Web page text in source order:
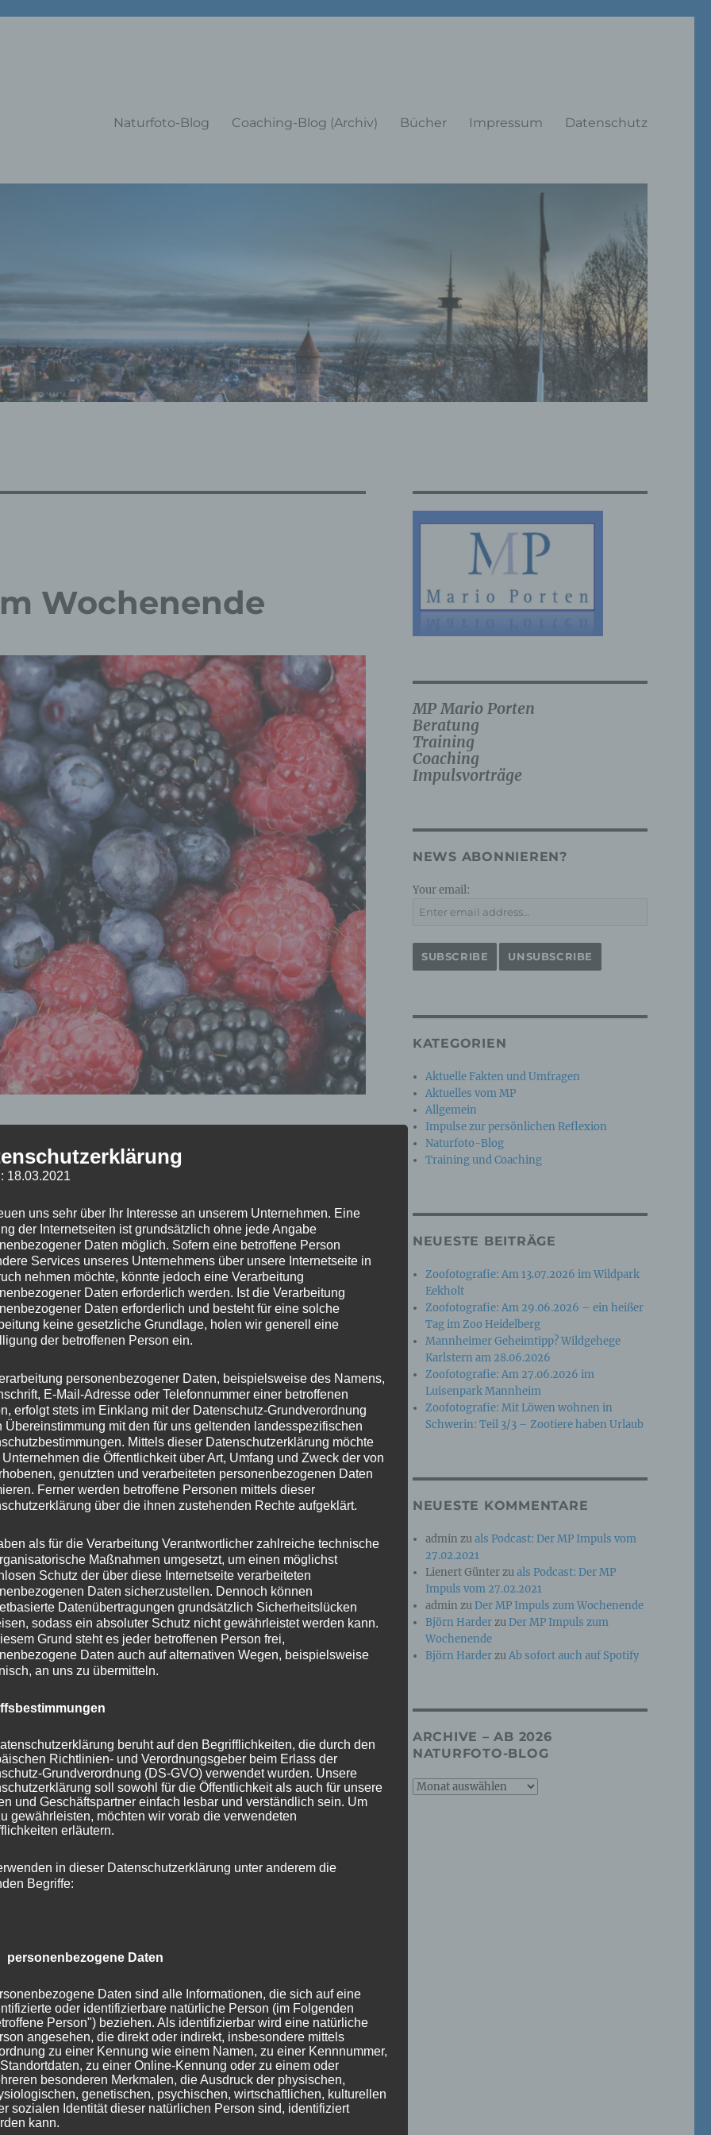
Naturfoto-Blog Coaching-Blog (Archiv) Bücher Impressum Datenschutz
Wochenende
ich als Business Coach meinen Klienten einen
angeboten. Wenn meine Klienten nicht
Anliegen hatten und auch nur dieses bearbeiten
Ansatz oft zum Einsatz. Ich halte ihn deshalb für
weil Störungen in einem der vier Lebensbereiche
auch Auswirkungen auf die anderen drei Bereiche
sind:
mit allem was damit zu tun hat, z.B. auch Einkommen,
von eigener innerer Erfüllung und Zufriedenheit
auch in Ernährung!“, sagen dann manchmal
im klassischen Sinne tue ich das nicht, da gibt es
Berater als einen Business Coach. Dennoch kommt das
im klassischen Business Coaching immer wieder vor,
Menschen ein sehr relevantes Thema, gerade bei uns
Männer und 53% der deutschen Frauen sind
entsprechend häufig haben auch meine Klienten
das Thema einer gesünderen Ernährung zu
abnehmen. Das ist bekanntlich nicht so einfach
der „Jojo-Effekt“ schnell wieder ein.
kommt man also nicht umhin, sich mit dem Thema
und so soll sich dieser Impuls mit der
Ernährung auseinandersetzen. Zumindest möchte
MP Mario Porten
Beratung
Training
Coaching
Impulsvorträge
NEWS ABONNIEREN?
Your email:
KATEGORIEN
Aktuelle Fakten und Umfragen
Aktuelles vom MP
Allgemein
Impulse zur persönlichen Reflexion
Naturfoto-Blog
Training und Coaching
NEUESTE BEITRÄGE
Zoofotografie: Am 13.07.2026 im Wildpark
Eekholt
Zoofotografie: Am 29.06.2026 – ein heißer
Tag im Zoo Heidelberg
Mannheimer Geheimtipp? Wildgehege
Karlstern am 28.06.2026
Zoofotografie: Am 27.06.2026 im
Luisenpark Mannheim
Zoofotografie: Mit Löwen wohnen in
Schwerin: Teil 3/3 – Zootiere haben Urlaub
NEUESTE KOMMENTARE
admin zuals Podcast: Der MP Impuls vom
27.02.2021
Lienert Günterzuals Podcast: Der MP
Impuls vom 27.02.2021
admin zuDer MP Impuls zum Wochenende
Björn HarderzuDer MP Impuls zum
Wochenende
Björn HarderzuAb sofort auch auf Spotify
ARCHIVE – AB 2026
NATURFOTO-BLOG
Archive
18.03.2021
uns sehr über Ihr Interesse an unserem Unternehmen. Eine
der Internetseiten ist grundsätzlich ohne jede Angabe
Daten möglich. Sofern eine betroffene Person
Services unseres Unternehmens über unsere Internetseite in
nehmen möchte, könnte jedoch eine Verarbeitung
Daten erforderlich werden. Ist die Verarbeitung
Daten erforderlich und besteht für eine solche
keine gesetzliche Grundlage, holen wir generell eine
der betroffenen Person ein.
personenbezogener Daten, beispielsweise des Namens,
E-Mail-Adresse oder Telefonnummer einer betroffenen
erfolgt stets im Einklang mit der Datenschutz-Grundverordnung
Übereinstimmung mit den für uns geltenden landesspezifischen
Mittels dieser Datenschutzerklärung möchte
Unternehmen die Öffentlichkeit über Art, Umfang und Zweck der von
genutzten und verarbeiteten personenbezogenen Daten
Ferner werden betroffene Personen mittels dieser
über die ihnen zustehenden Rechte aufgeklärt.
als für die Verarbeitung Verantwortlicher zahlreiche technische
Maßnahmen umgesetzt, um einen möglichst
Schutz der über diese Internetseite verarbeiteten
Daten sicherzustellen. Dennoch können
Datenübertragungen grundsätzlich Sicherheitslücken
sodass ein absoluter Schutz nicht gewährleistet werden kann.
Grund steht es jeder betroffenen Person frei,
Daten auch auf alternativen Wegen, beispielsweise
an uns zu übermitteln.
beruht auf den Begrifflichkeiten, die durch den
Richtlinien- und Verordnungsgeber beim Erlass der
Grundverordnung (DS-GVO) verwendet wurden. Unsere
soll sowohl für die Öffentlichkeit als auch für unsere
und Geschäftspartner einfach lesbar und verständlich sein. Um
gewährleisten, möchten wir vorab die verwendeten
erläutern.
in dieser Datenschutzerklärung unter anderem die
Begriffe:
Daten
Daten sind alle Informationen, die sich auf eine
oder identifizierbare natürliche Person (im Folgenden
Person") beziehen. Als identifizierbar wird eine natürliche
angesehen, die direkt oder indirekt, insbesondere mittels
zu einer Kennung wie einem Namen, zu einer Kennnummer,
zu einer Online-Kennung oder zu einem oder
besonderen Merkmalen, die Ausdruck der physischen,
genetischen, psychischen, wirtschaftlichen, kulturellen
sozialen Identität dieser natürlichen Person sind, identifiziert
kann.